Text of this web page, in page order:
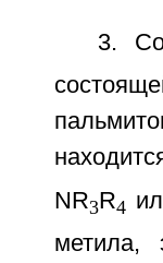
3.
NR3R4
метила,